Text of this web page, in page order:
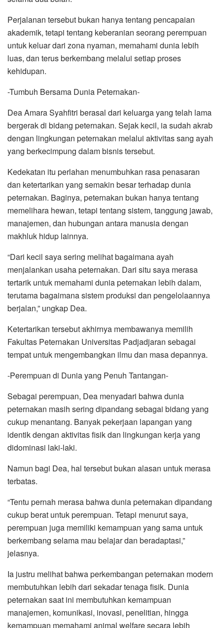
Perjalanan tersebut bukan hanya tentang pencapaian
akademik, tetapi tentang keberanian seorang perempuan
untuk keluar dari zona nyaman, memahami dunia lebih
luas, dan terus berkembang melalui setiap proses
kehidupan.
-Tumbuh Bersama Dunia Peternakan-
Dea Amara Syahfitri berasal dari keluarga yang telah lama
bergerak di bidang peternakan. Sejak kecil, ia sudah akrab
dengan lingkungan peternakan melalui aktivitas sang ayah
yang berkecimpung dalam bisnis tersebut.
Kedekatan itu perlahan menumbuhkan rasa penasaran
dan ketertarikan yang semakin besar terhadap dunia
peternakan. Baginya, peternakan bukan hanya tentang
memelihara hewan, tetapi tentang sistem, tanggung jawab,
manajemen, dan hubungan antara manusia dengan
makhluk hidup lainnya.
“Dari kecil saya sering melihat bagaimana ayah
menjalankan usaha peternakan. Dari situ saya merasa
tertarik untuk memahami dunia peternakan lebih dalam,
terutama bagaimana sistem produksi dan pengelolaannya
berjalan,” ungkap Dea.
Ketertarikan tersebut akhirnya membawanya memilih
Fakultas Peternakan Universitas Padjadjaran sebagai
tempat untuk mengembangkan ilmu dan masa depannya.
-Perempuan di Dunia yang Penuh Tantangan-
Sebagai perempuan, Dea menyadari bahwa dunia
peternakan masih sering dipandang sebagai bidang yang
cukup menantang. Banyak pekerjaan lapangan yang
identik dengan aktivitas fisik dan lingkungan kerja yang
didominasi laki-laki.
Namun bagi Dea, hal tersebut bukan alasan untuk merasa
terbatas.
“Tentu pernah merasa bahwa dunia peternakan dipandang
cukup berat untuk perempuan. Tetapi menurut saya,
perempuan juga memiliki kemampuan yang sama untuk
berkembang selama mau belajar dan beradaptasi,”
jelasnya.
Ia justru melihat bahwa perkembangan peternakan modern
membutuhkan lebih dari sekadar tenaga fisik. Dunia
peternakan saat ini membutuhkan kemampuan
manajemen, komunikasi, inovasi, penelitian, hingga
kemampuan memahami animal welfare secara lebih